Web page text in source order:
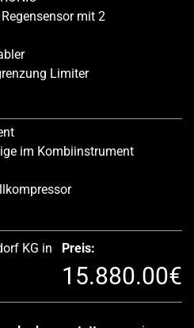
mit 2
Limiter
im Kombiinstrument
KG in
Preis:
15.880.00€